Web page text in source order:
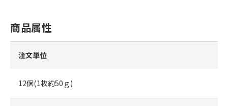
商品属性
注文単位
12個(1枚約50ｇ)